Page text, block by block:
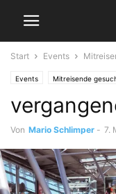
Start Events
Events Mitreisende
Von Mario Schlimper - 7.